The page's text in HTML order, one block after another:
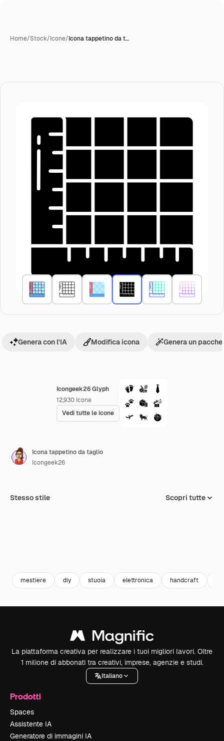
Home/Stock/Icone/Icona tappetino da t…
Icongeek26 Glyph
12,930 Icone
Vedi tutte le icone
Genera con l'IA Modifica icona Genera un
Icona tappetino da taglio
Icongeek26
Stesso stile Scopri tutte
mestiere diy stuoia elettronica handcraft
La piattaforma creativa per realizzare i tuoi migliori lavori. Oltre
1 milione di abbonati tra creativi, imprese, agenzie e studi.
Italiano
Prodotti
Spaces
Assistente IA
Generatore di immagini IA